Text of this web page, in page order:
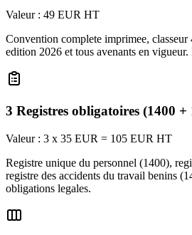
Valeur : 49 EUR HT
Convention complete imprimee, classeur
edition 2026 et tous avenants en vigueur.
3 Registres obligatoires (1400 +
Valeur : 3 x 35 EUR = 105 EUR HT
Registre unique du personnel (1400),
registre des accidents du travail benins
obligations legales.